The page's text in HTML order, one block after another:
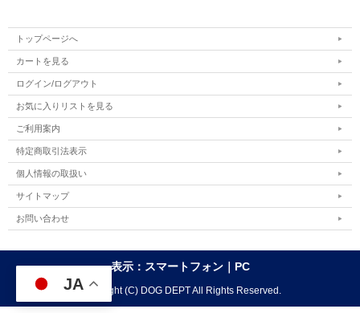
JA
トップページへ
カートを見る
ログイン/ログアウト
お気に入りリストを見る
ご利用案内
特定商取引法表示
個人情報の取扱い
サイトマップ
お問い合わせ
表示：スマートフォン｜ PC
Copyright (C) DOG DEPT All Rights Reserved.